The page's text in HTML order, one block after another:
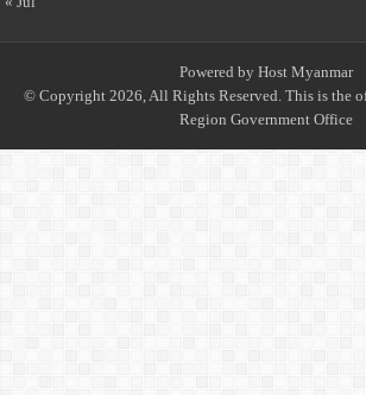
Powered by Host Myanmar
© Copyright 2026, All Rights Reserved. This is the
Region Government Office